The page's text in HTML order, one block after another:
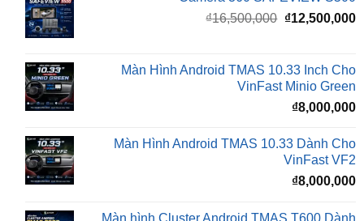
₫16,500,000.
Màn Hình Android TMAS 10.33 Inch Cho
₫8,000,000
Màn Hình Android TMAS 10.33 Dành Cho
VinFast VF2
₫8,000,000
Màn hình Cluster Android TMAS T600 Dành
₫10,800,000